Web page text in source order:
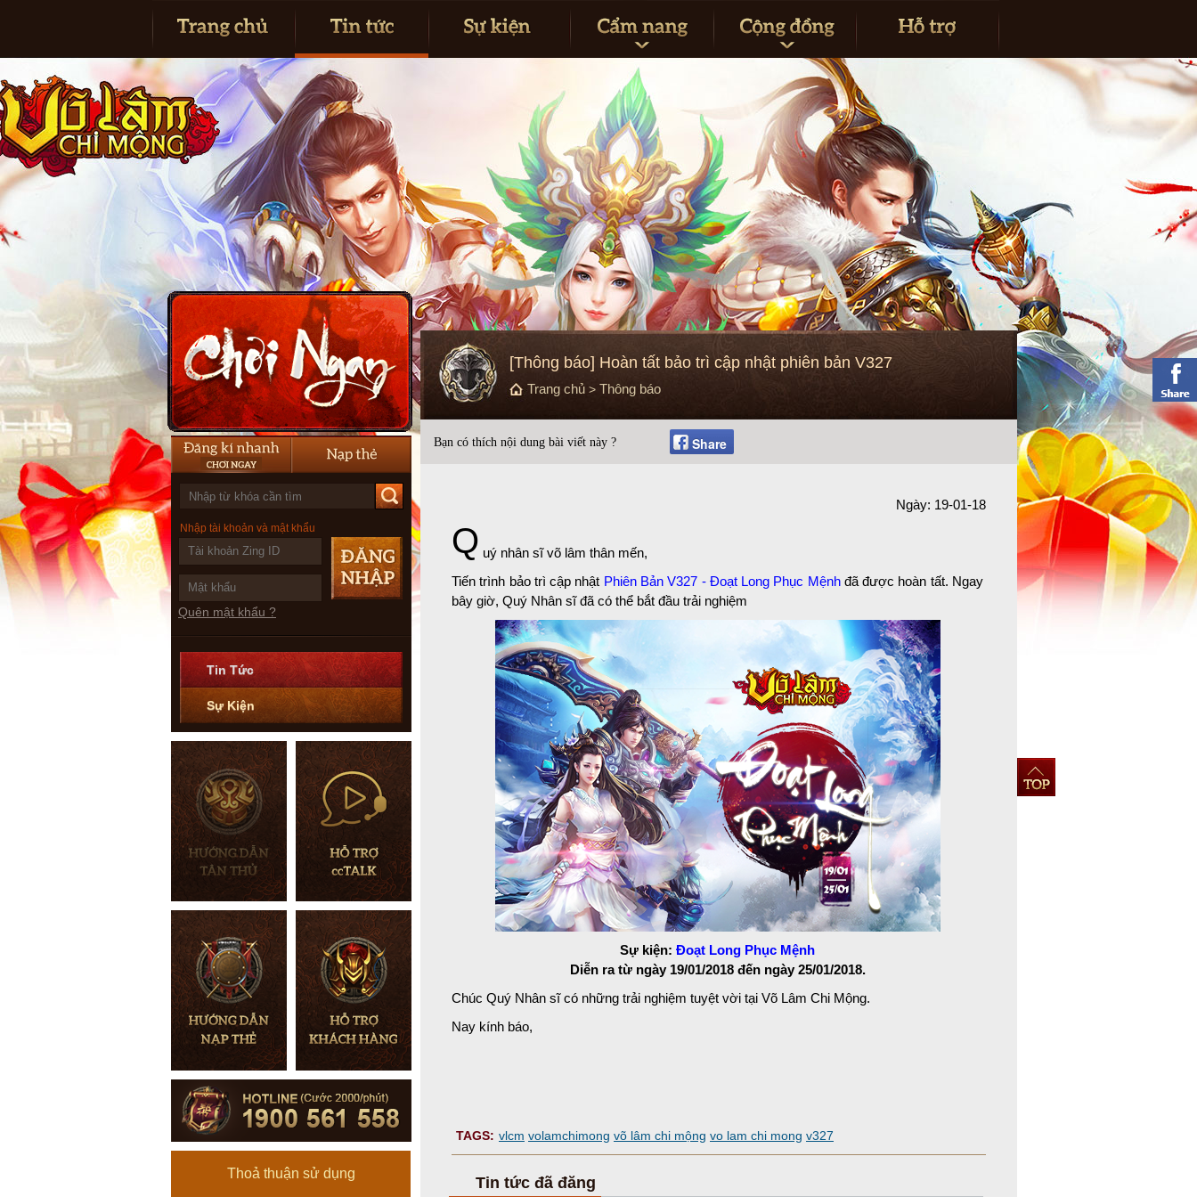
Nhập tài khoản và mật khẩu
Quên mật khẩu ?
Tin Tức
Sự Kiện
Thoả thuận sử dụng
[Thông báo] Hoàn tất bảo trì cập nhật phiên bản V327
Trang chủ > Thông báo
Bạn có thích nội dung bài viết này ? Share
Ngày: 19-01-18
Q uý nhân sĩ võ lâm thân mến,
Tiến trình bảo trì cập nhật Phiên Bản V327 - Đoạt Long Phục Mệnh đã được hoàn tất. Ngay
bây giờ, Quý Nhân sĩ đã có thể bắt đầu trải nghiệm
Sự kiện: Đoạt Long Phục Mệnh
Diễn ra từ ngày 19/01/2018đến ngày 25/01/2018.
Chúc Quý Nhân sĩ có những trải nghiệm tuyệt vời tại Võ Lâm Chi Mộng.
Nay kính báo,
TAGS: vlcm volamchimong võ lâm chi mộng vo lam chi mong v327
Tin tức đã đăng